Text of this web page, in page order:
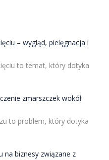
– wygląd, pielęgnacja i
to temat, który dotyka
zmarszczek wokół
to problem, który dotyka
na biznesy związane z